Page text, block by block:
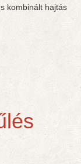
kombinált hajtás